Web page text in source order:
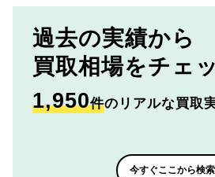
過去の実績から
買取相場をチェ
1,950件のリアルな買取
今すぐここから検索